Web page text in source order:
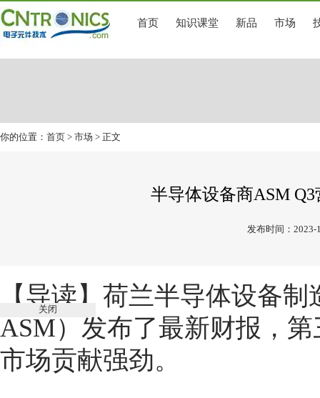
首页 知识课堂 新品 市场
你的位置： 首页 > 市场 > 正文
半导体设备商ASM
发布时间：2023-
【导读】荷兰半导体设备
ASM）发布了最新财报，
市场贡献强劲。
关闭